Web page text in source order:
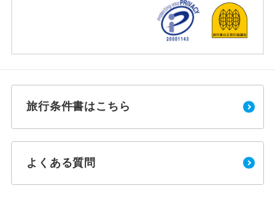
旅行条件書はこちら
よくある質問